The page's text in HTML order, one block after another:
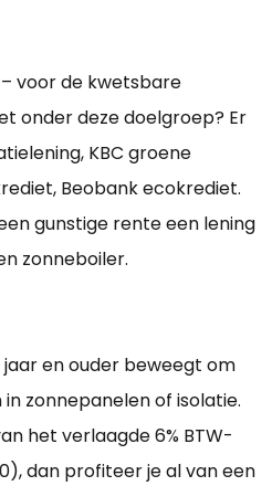
voor de kwetsbare
onder deze doelgroep? Er
KBC groene
Beobank ecokrediet.
gunstige rente een lening
zonneboiler.
jaar en ouder beweegt om
zonnepanelen of isolatie.
het verlaagde 6% BTW-
dan profiteer je al van een